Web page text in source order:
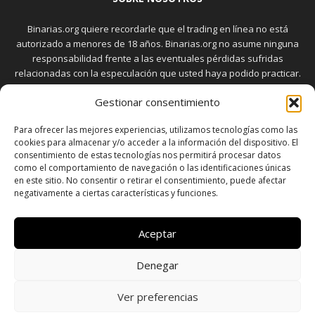
Gestionar consentimiento
Para ofrecer las mejores experiencias, utilizamos tecnologías como las
cookies para almacenar y/o acceder a la información del dispositivo. El
consentimiento de estas tecnologías nos permitirá procesar datos
como el comportamiento de navegación o las identificaciones únicas
en este sitio. No consentir o retirar el consentimiento, puede afectar
negativamente a ciertas características y funciones.
Aceptar
Denegar
Ver preferencias
Binarias.org quiere recordarle que el trading en línea no está
autorizado a menores de 18 años. Binarias.org no asume ninguna
responsabilidad frente a las eventuales pérdidas sufridas
relacionadas con la especulación que usted haya podido practicar.
El trading en el mercado de opciones binarias implica riesgos
elevados. Usted debe conocer y aceptar estos riesgos, que
transacciones bursátiles.
SÍGUENOS
SITEMAP POLÍTICA DE COOKIES (UE)